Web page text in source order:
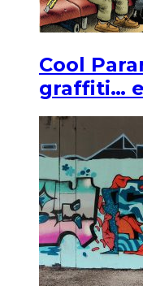
Cool
graffiti…